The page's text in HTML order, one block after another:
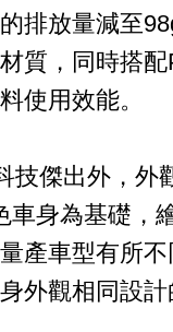
排放量減至
質，同時搭
使用效能。
技傑出外，外
車身為基礎，
產車型有所
外觀相同設